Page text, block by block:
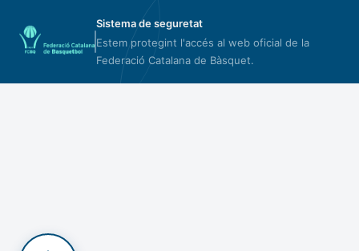
Sistema de seguretat
Estem protegint l'accés al web oficial de la
Federació Catalana de Bàsquet.